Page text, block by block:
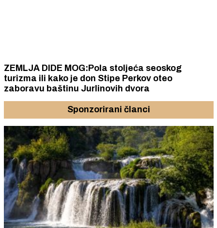
ZEMLJA DIDE MOG:Pola stoljeća seoskog
turizma ili kako je don Stipe Perkov oteo
zaboravu baštinu Jurlinovih dvora
Sponzorirani članci